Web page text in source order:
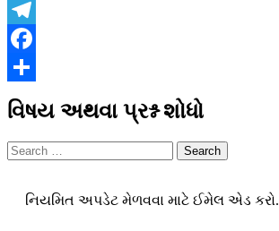
WhatsApp
Telegram
Facebook
Share
વિષય અથવા પ્રશ્ન શોધો
Search
નિયમિત અપડેટ મેળવવા માટે ઈમેલ એડ કરો.